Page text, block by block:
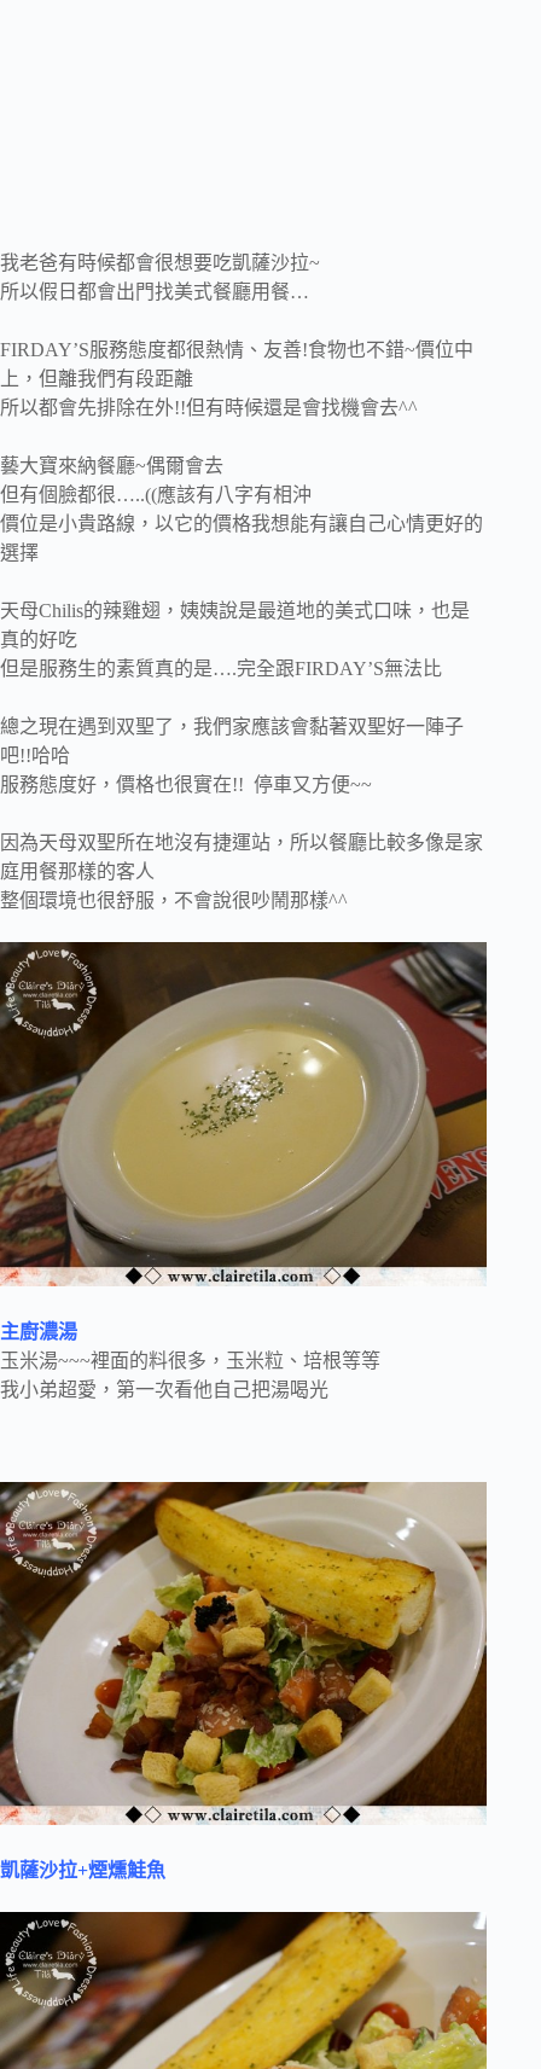
我老爸有時候都會很想要吃凱薩沙拉~
所以假日都會出門找美式餐廳用餐…
FIRDAY’S服務態度都很熱情、友善!食物也不錯~價位中
上，但離我們有段距離
所以都會先排除在外!!但有時候還是會找機會去^^
藝大寶來納餐廳~偶爾會去
但有個臉都很…..((應該有八字有相沖
價位是小貴路線，以它的價格我想能有讓自己心情更好的
選擇
天母Chilis的辣雞翅，姨姨說是最道地的美式口味，也是
真的好吃
但是服務生的素質真的是….完全跟FIRDAY’S無法比
總之現在遇到双聖了，我們家應該會黏著双聖好一陣子
吧!!哈哈
服務態度好，價格也很實在!! 停車又方便~~
因為天母双聖所在地沒有捷運站，所以餐廳比較多像是家
庭用餐那樣的客人
整個環境也很舒服，不會說很吵鬧那樣^^
主廚濃湯
玉米湯~~~裡面的料很多，玉米粒、培根等等
我小弟超愛，第一次看他自己把湯喝光
凱薩沙拉+煙燻鮭魚